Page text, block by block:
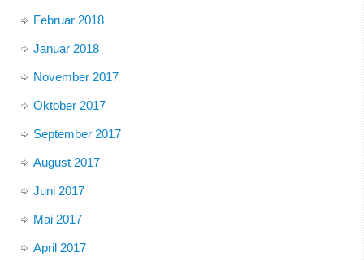
Februar 2018
Januar 2018
November 2017
Oktober 2017
September 2017
August 2017
Juni 2017
Mai 2017
April 2017